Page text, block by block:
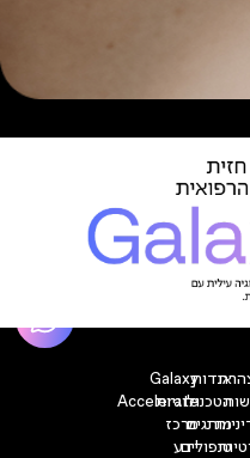
אודות
הטכנולוגיות
מותגים
טיפולים
Galaxy
Accelerate
מרכז
ידע